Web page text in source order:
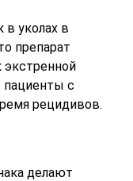
уколах в
препарат
экстренной
пациенты с
рецидивов.
делают